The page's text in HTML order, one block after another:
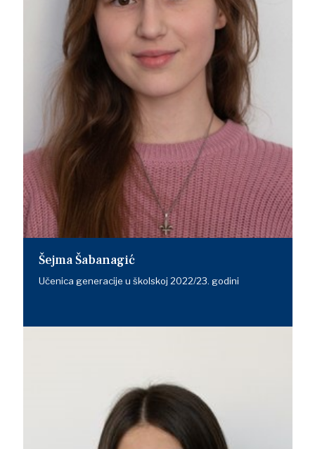
Šejma Šabanagić
Učenica generacije u školskoj 2022/23. godini